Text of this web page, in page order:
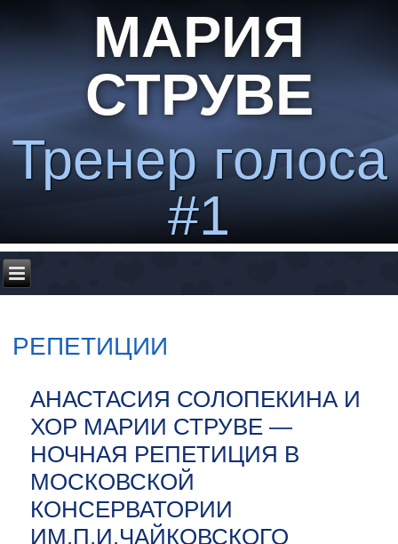
МАРИЯ
СТРУВЕ
Тренер голоса
#1
РЕПЕТИЦИИ
АНАСТАСИЯ СОЛОПЕКИНА И
ХОР МАРИИ СТРУВЕ —
НОЧНАЯ РЕПЕТИЦИЯ В
МОСКОВСКОЙ
КОНСЕРВАТОРИИ
ИМ.П.И.ЧАЙКОВСКОГО